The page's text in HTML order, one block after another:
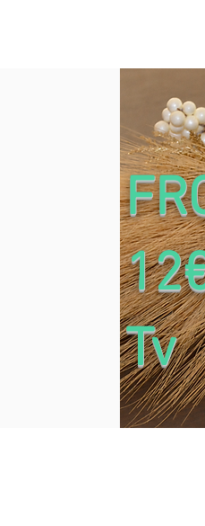
Tv